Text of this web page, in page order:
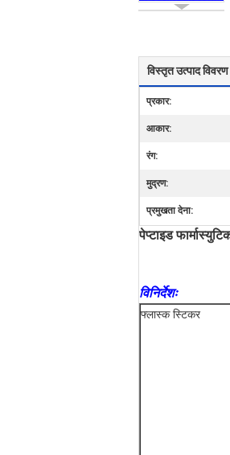
विस्तृत उत्पाद विवरण
प्रकार:
आकार:
रंग:
मुद्रण:
प्रमुखता देना:
पेप्टाइड
विनिर्देशः
फ्लास्क स्टिकर